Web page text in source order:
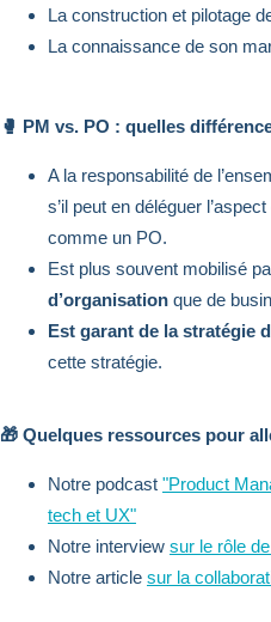
La construction et pilotage
La connaissance de son
🥊 PM vs. PO : quelles
A la responsabilité de
s’il peut en déléguer
comme un PO.
Est plus souvent mobilisé
d’organisation que de
Est garant de la stratégie
cette stratégie.
🎁 Quelques ressources pour
Notre podcast "Product
tech et UX"
Notre interview sur le rôle
Notre article sur la